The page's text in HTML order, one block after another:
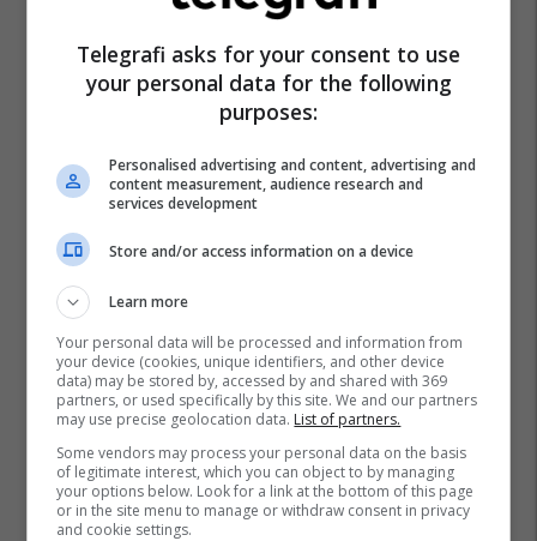
Telegrafi asks for your consent to use
your personal data for the following
purposes:
Personalised advertising and content, advertising and
content measurement, audience research and
services development
Store and/or access information on a device
Learn more
Your personal data will be processed and information from
your device (cookies, unique identifiers, and other device
data) may be stored by, accessed by and shared with 369
partners, or used specifically by this site. We and our partners
may use precise geolocation data. List of partners.
Some vendors may process your personal data on the basis
of legitimate interest, which you can object to by managing
your options below. Look for a link at the bottom of this page
or in the site menu to manage or withdraw consent in privacy
and cookie settings.